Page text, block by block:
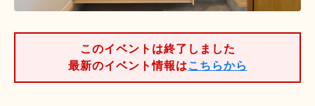
このイベントは終了しました
最新のイベント情報は こちらから